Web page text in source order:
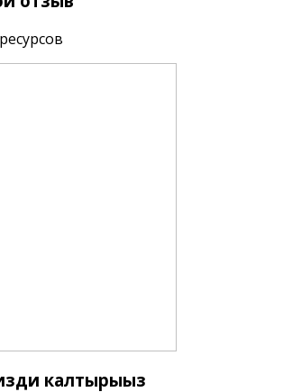
калтырыңыз